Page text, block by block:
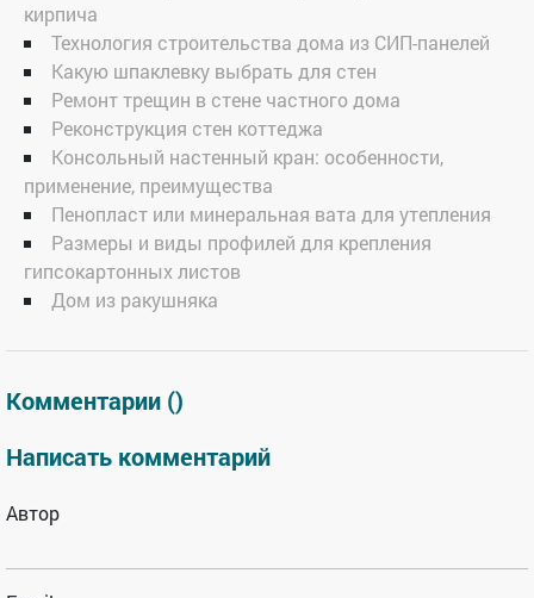
кирпича
Технология строительства дома из СИП-панелей
Какую шпаклевку выбрать для стен
Ремонт трещин в стене частного дома
Реконструкция стен коттеджа
Консольный настенный кран: особенности,
применение, преимущества
Пенопласт или минеральная вата для утепления
Размеры и виды профилей для крепления
гипсокартонных листов
Дом из ракушняка
Комментарии ()
Написать комментарий
Автор